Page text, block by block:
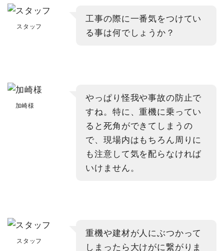
スタッフ
工事の際に一番気をつけてい
る事は何でしょうか？
加崎様
やっぱり怪我や事故の防止で
すね。特に、重機に乗ってい
ると死角ができてしまうの
で、現場内はもちろん周りに
も注意して気を配らなければ
いけません。
スタッフ
重機や建材が人にぶつかって
しまったら大けがに繋がりま